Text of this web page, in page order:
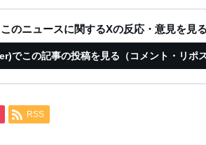
のニュースに関するXの反応・意見を見る
でこの記事の投稿を見る（コメント・リポス
RSS